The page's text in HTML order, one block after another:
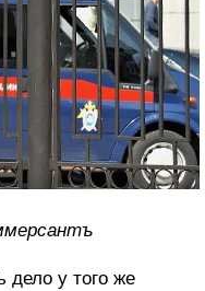
дело у того же